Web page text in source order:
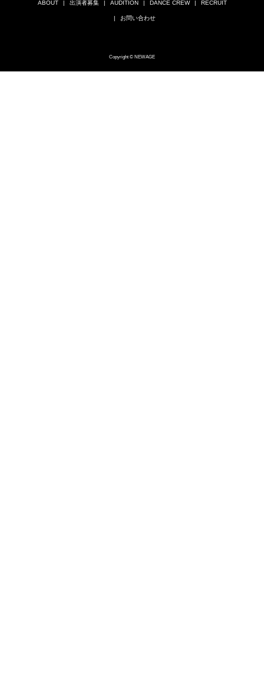
ABOUT 出演者募集 AUDITION DANCE CREW RECRUIT
お問い合わせ
Copyright © NEWAGE